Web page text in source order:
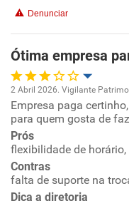
Denunciar
Ótima empresa
Oportunidade de
Ambiente de trabalho
Conciliação com a
2 Abril 2026. Vigilante
Empresa paga
para quem gosta de
Prós
flexibilidade de
Contras
falta de suporte na
Dica a diretoria